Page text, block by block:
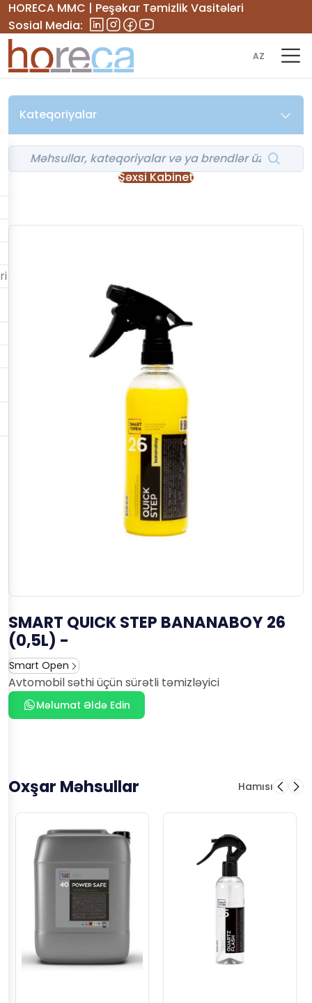
HORECA MMC | Peşəkar Təmizlik Vasitələri
Sosial Media:
AZ
Kateqoriyalar
Şəxsi Kabinet
SMART QUICK STEP BANANABOY 26
(0,5L) -
Smart Open
Avtomobil səthi üçün sürətli təmizləyici
Məlumat Əldə Edin
Oxşar Məhsullar Hamısı